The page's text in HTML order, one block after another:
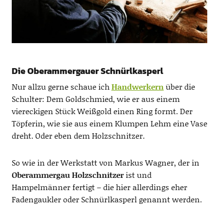
Die Oberammergauer Schnürlkasperl
Nur allzu gerne schaue ichHandwerkernüber die
Schulter: Dem Goldschmied, wie er aus einem
viereckigen Stück Weißgold einen Ring formt. Der
Töpferin, wie sie aus einem Klumpen Lehm eine Vase
dreht. Oder eben dem Holzschnitzer.
So wie in der Werkstatt von Markus Wagner, der in
Oberammergau Holzschnitzerist und
Hampelmänner fertigt – die hier allerdings eher
Fadengaukler oder Schnürlkasperl genannt werden.